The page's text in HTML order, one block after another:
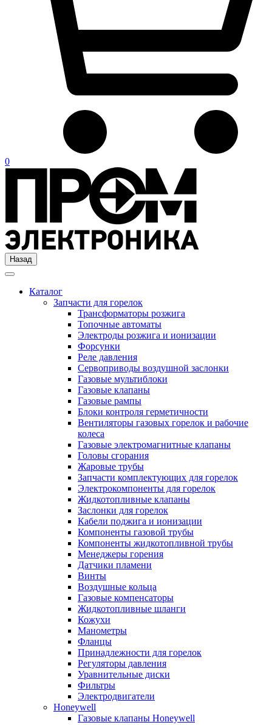
0
Назад
Каталог
Запчасти для горелок
Трансформаторы розжига
Топочные автоматы
Электроды розжига и ионизации
Форсунки
Реле давления
Сервоприводы воздушной заслонки
Газовые мультиблоки
Газовые клапаны
Газовые рампы
Блоки контроля герметичности
Вентиляторы газовых горелок и рабочие
колеса
Газовые электромагнитные клапаны
Головы сгорания
Жаровые трубы
Запчасти комплектующих для горелок
Электрокомпоненты для горелок
Жидкотопливные клапаны
Заслонки для горелок
Кабели поджига и ионизации
Компоненты газовой трубы
Компоненты жидкотопливной трубы
Менеджеры горения
Датчики пламени
Винты
Воздушные кольца
Газовые компенсаторы
Жидкотопливные шланги
Кожухи
Манометры
Фланцы
Принадлежности для горелок
Регуляторы давления
Уравнительные диски
Фильтры
Электродвигатели
Honeywell
Газовые клапаны Honeywell